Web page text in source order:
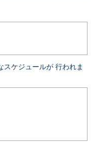
スケジュールが 行われま